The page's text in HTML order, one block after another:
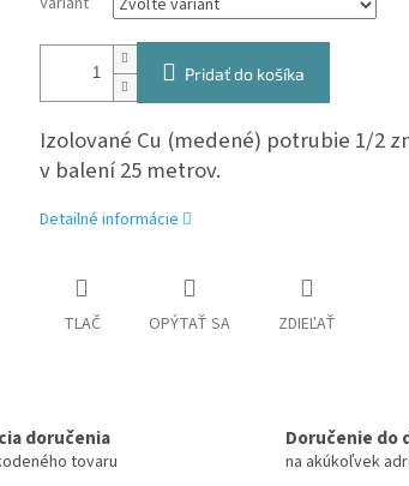
Pridať do košíka
Izolované Cu (medené) potrubie 1/2
v balení 25 metrov.
Detailné informácie
TLAČ OPÝTAŤ SA ZDIEĽAŤ
doručenia
tovaru
Doručenie do
na akúkoľvek